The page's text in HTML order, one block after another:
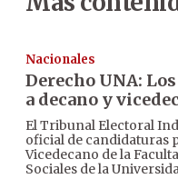
Nacionales
Derecho UNA:
a decano y
El Tribunal Electoral
oficial de candidaturas
Vicedecano de la
Sociales de la